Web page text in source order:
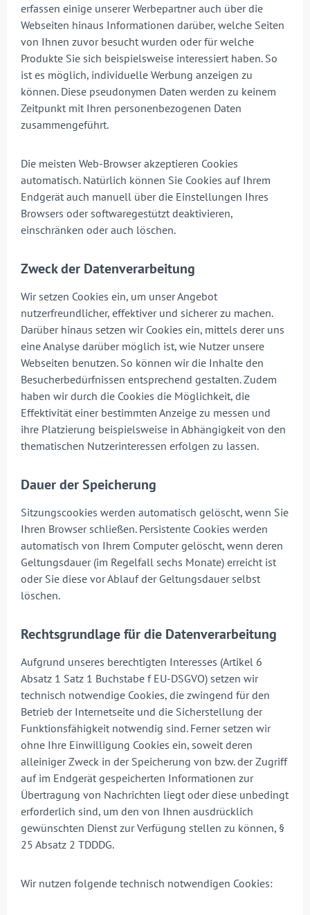
erfassen einige unserer Werbepartner auch über die
Webseiten hinaus Informationen darüber, welche Seiten
von Ihnen zuvor besucht wurden oder für welche
Produkte Sie sich beispielsweise interessiert haben. So
ist es möglich, individuelle Werbung anzeigen zu
können. Diese pseudonymen Daten werden zu keinem
Zeitpunkt mit Ihren personenbezogenen Daten
zusammengeführt.
Die meisten Web-Browser akzeptieren Cookies
automatisch. Natürlich können Sie Cookies auf Ihrem
Endgerät auch manuell über die Einstellungen Ihres
Browsers oder softwaregestützt deaktivieren,
einschränken oder auch löschen.
Zweck der Datenverarbeitung
Wir setzen Cookies ein, um unser Angebot
nutzerfreundlicher, effektiver und sicherer zu machen.
Darüber hinaus setzen wir Cookies ein, mittels derer uns
eine Analyse darüber möglich ist, wie Nutzer unsere
Webseiten benutzen. So können wir die Inhalte den
Besucherbedürfnissen entsprechend gestalten. Zudem
haben wir durch die Cookies die Möglichkeit, die
Effektivität einer bestimmten Anzeige zu messen und
ihre Platzierung beispielsweise in Abhängigkeit von den
thematischen Nutzerinteressen erfolgen zu lassen.
Dauer der Speicherung
Sitzungscookies werden automatisch gelöscht, wenn Sie
Ihren Browser schließen. Persistente Cookies werden
automatisch von Ihrem Computer gelöscht, wenn deren
Geltungsdauer (im Regelfall sechs Monate) erreicht ist
oder Sie diese vor Ablauf der Geltungsdauer selbst
löschen.
Rechtsgrundlage für die Datenverarbeitung
Aufgrund unseres berechtigten Interesses (Artikel 6
Absatz 1 Satz 1 Buchstabe f EU-DSGVO) setzen wir
technisch notwendige Cookies, die zwingend für den
Betrieb der Internetseite und die Sicherstellung der
Funktionsfähigkeit notwendig sind. Ferner setzen wir
ohne Ihre Einwilligung Cookies ein, soweit deren
alleiniger Zweck in der Speicherung von bzw. der Zugriff
auf im Endgerät gespeicherten Informationen zur
Übertragung von Nachrichten liegt oder diese unbedingt
erforderlich sind, um den von Ihnen ausdrücklich
gewünschten Dienst zur Verfügung stellen zu können, §
25 Absatz 2 TDDDG.
Wir nutzen folgende technisch notwendigen Cookies: